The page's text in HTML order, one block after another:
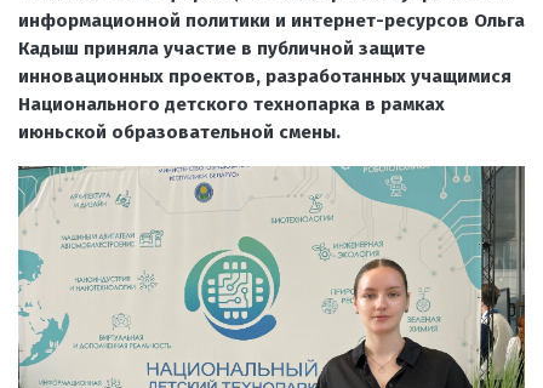
информационной политики и интернет-ресурсов Ольга
Кадыш приняла участие в публичной защите
инновационных проектов, разработанных учащимися
Национального детского технопарка в рамках
июньской образовательной смены.